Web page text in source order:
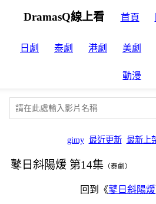
DramasQ線上看 首頁
日劇 泰劇 港劇 美劇
動漫
gimy 最近更新 最新上
鼕日斜陽煖 第14集 （泰劇）
回到《鼕日斜陽煖